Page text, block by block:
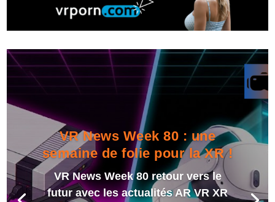
VR News Week 80 : une
semaine de folie pour la XR !
VR News Week 80 retour vers le
futur avec les actualités AR VR XR